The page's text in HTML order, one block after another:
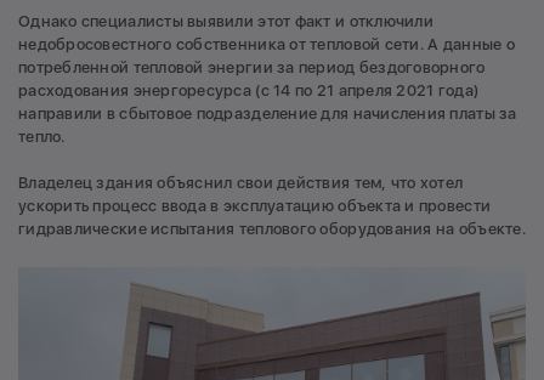
Однако специалисты выявили этот факт и отключили
недобросовестного собственника от тепловой сети. А данные о
потребленной тепловой энергии за период бездоговорного
расходования энергоресурса (с 14 по 21 апреля 2021 года)
направили в сбытовое подразделение для начисления платы за
тепло.
Владелец здания объяснил свои действия тем, что хотел
ускорить процесс ввода в эксплуатацию объекта и провести
гидравлические испытания теплового оборудования на объекте.